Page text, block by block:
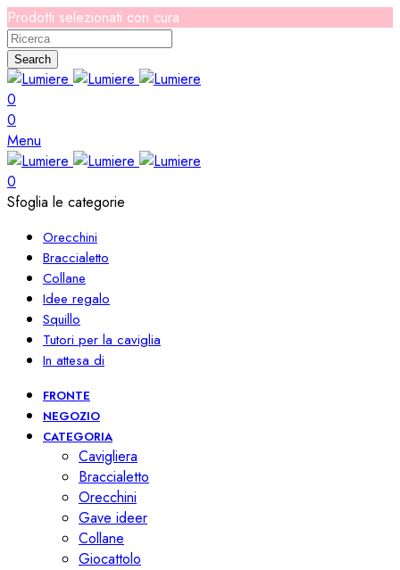
Prodotti selezionati con cura
Search
0
0
Menu
0
Sfoglia le categorie
Orecchini
Braccialetto
Collane
Idee regalo
Squillo
Tutori per la caviglia
In attesa di
FRONTE
NEGOZIO
CATEGORIA
Cavigliera
Braccialetto
Orecchini
Gave ideer
Collane
Giocattolo